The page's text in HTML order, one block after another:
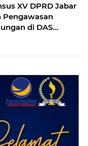
XV DPRD Jabar
Pengawasan
di DAS